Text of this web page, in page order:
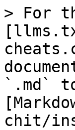
> For
`.md`
chit/